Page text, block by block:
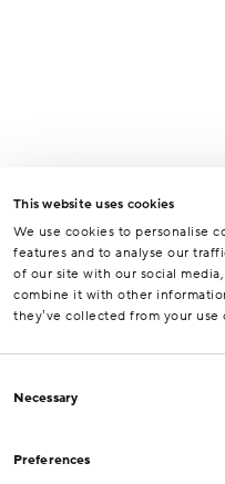
This website uses cookies
We use cookies to personalise
features and to analyse our
of our site with our social
combine it with other
they’ve collected from your use
Selection
Necessary
Preferences